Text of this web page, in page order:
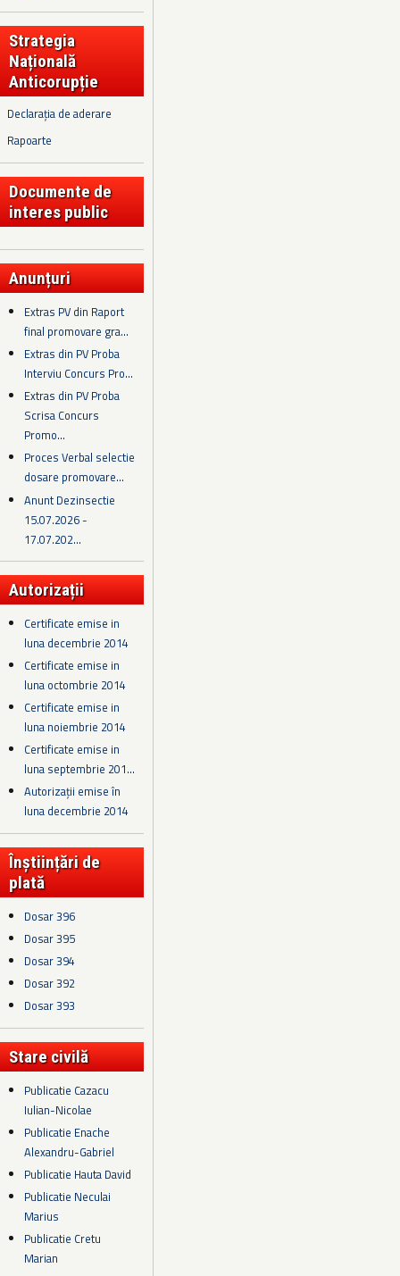
Strategia
Națională
Anticorupție
Declarația de aderare
Rapoarte
Documente de
interes public
Anunțuri
Extras PV din Raport
final promovare gra...
Extras din PV Proba
Interviu Concurs Pro...
Extras din PV Proba
Scrisa Concurs
Promo...
Proces Verbal selectie
dosare promovare...
Anunt Dezinsectie
15.07.2026 -
17.07.202...
Autorizații
Certificate emise in
luna decembrie 2014
Certificate emise in
luna octombrie 2014
Certificate emise in
luna noiembrie 2014
Certificate emise in
luna septembrie 201...
Autorizații emise în
luna decembrie 2014
Înștiințări de
plată
Dosar 396
Dosar 395
Dosar 394
Dosar 392
Dosar 393
Stare civilă
Publicatie Cazacu
Iulian-Nicolae
Publicatie Enache
Alexandru-Gabriel
Publicatie Hauta David
Publicatie Neculai
Marius
Publicatie Cretu
Marian